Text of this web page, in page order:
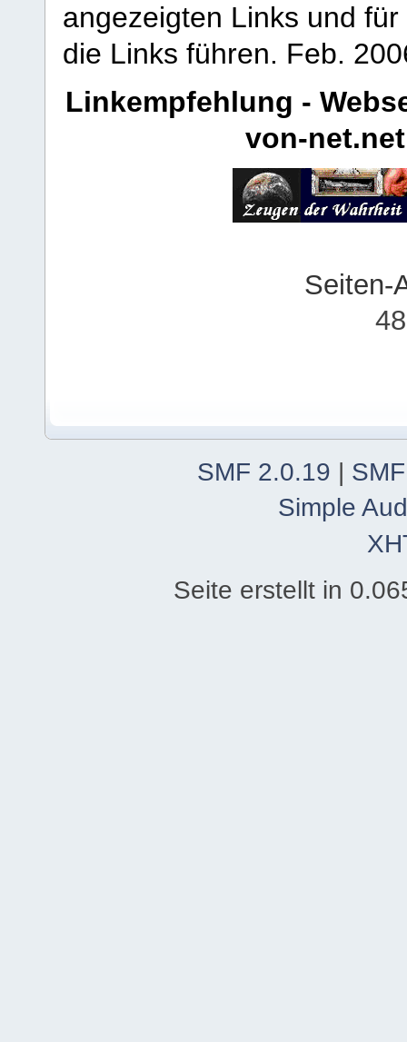
angezeigten Links und
die Links führen. Feb.
Linkempfehlung -
von-net.net
Seiten-
SMF 2.0.19 |
Simple
Seite erstellt in